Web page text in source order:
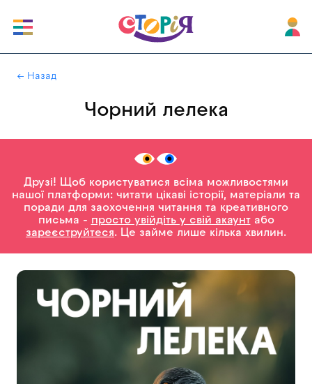
← Назад
Чорний лелека
Друзі! Щоб користуватися всіма можливостями
нашої платформи: читати цікаві історії, матеріали та
поради для заохочення читання та креативного
письма - просто увійдіть у свій акаунтабо
зареєструйтеся. Це займе лише кілька хвилин.